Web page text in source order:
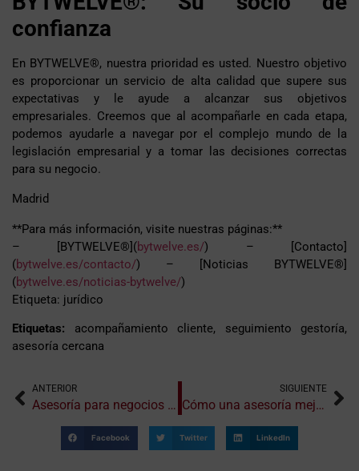
confianza
En BYTWELVE®, nuestra prioridad es usted. Nuestro objetivo
es proporcionar un servicio de alta calidad que supere sus
expectativas y le ayude a alcanzar sus objetivos
empresariales. Creemos que al acompañarle en cada etapa,
podemos ayudarle a navegar por el complejo mundo de la
legislación empresarial y a tomar las decisiones correctas
para su negocio.
Madrid
**Para más información, visite nuestras páginas:**
– [BYTWELVE®](bytwelve.es/) – [Contacto]
(bytwelve.es/contacto/) – [Noticias BYTWELVE®]
(bytwelve.es/noticias-bytwelve/)
Etiqueta: jurídico
Etiquetas: acompañamiento cliente, seguimiento gestoría,
asesoría cercana
ANTERIOR
Asesoría para negocios verdes y sostenibles: en qué se diferencian
SIGUIENTE
Cómo una asesoría mejora tus decisiones estratégicas
Facebook Twitter LinkedIn